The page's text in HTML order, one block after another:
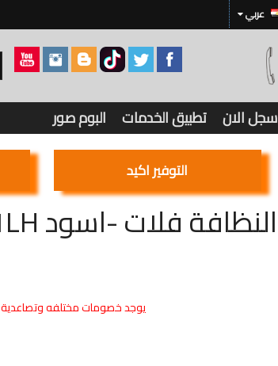
عربي
سجل الان تطبيق الخدمات البوم صور
التوفير اكيد
يوجد خصومات مختلفه وتصاعدية